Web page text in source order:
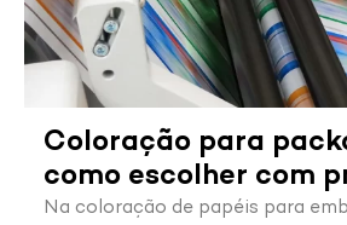
Coloração para
como escolher com
Na coloração de papéis para